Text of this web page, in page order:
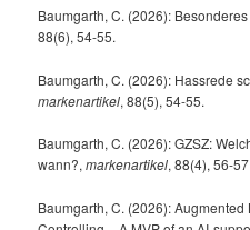
Baumgarth, C. (2026):
88(6), 54-55.
Baumgarth, C. (2026): Hassrede
markenartikel, 88(5), 54-55.
Baumgarth, C. (2026): GZSZ:
wann?,markenartikel, 88(4), 56-57.
Baumgarth, C. (2026):